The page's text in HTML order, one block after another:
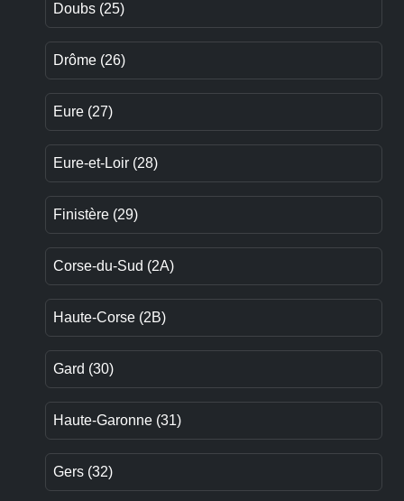
Doubs (25)
Drôme (26)
Eure (27)
Eure-et-Loir (28)
Finistère (29)
Corse-du-Sud (2A)
Haute-Corse (2B)
Gard (30)
Haute-Garonne (31)
Gers (32)